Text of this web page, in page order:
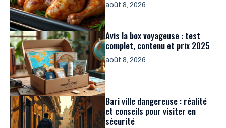
août 8, 2026
Avis la box voyageuse : test
complet, contenu et prix 2025
août 8, 2026
Bari ville dangereuse : réalité
et conseils pour visiter en
sécurité